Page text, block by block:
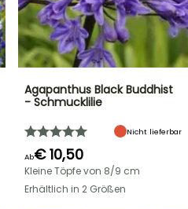
Agapanthus Black Buddhist
- Schmucklilie
Nicht lieferbar
Ab€ 10,50
Kleine Töpfe von 8/9 cm
Erhältlich in 2 Größen